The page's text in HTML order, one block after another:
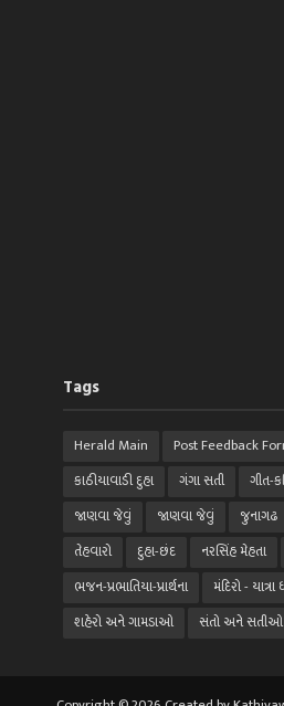
Tags
Herald Main Post Feedback
કાઠીયાવાડી દુહા
ગંગા સતી
ગીત-
જાણવા જેવું
જાણવા જેવું જુનાગઢ
તેહવારો
દુહા-છંદ નરસિંહ મેહતા
ભજન-પ્રભાતિયા-પ્રાર્થના
મંદિરો - યાત્રા
શહેરો અને ગામડાઓ
સંતો અને સતીઓ